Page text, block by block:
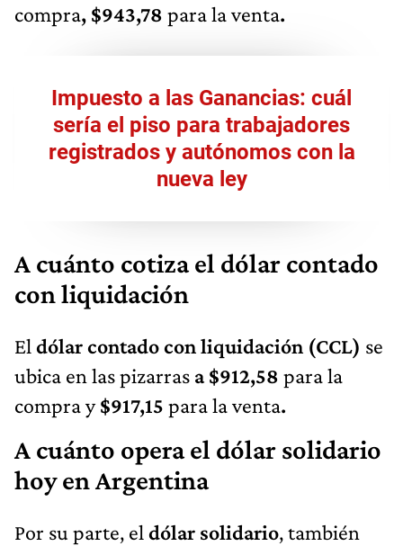
compra, $943,78 para la venta.
Impuesto a las Ganancias: cuál
sería el piso para trabajadores
registrados y autónomos con la
nueva ley
A cuánto cotiza el dólar contado
con liquidación
El dólar contado con liquidación (CCL) se
ubica en las pizarras a $912,58 para la
compra y$917,15 para la venta.
A cuánto opera el dólar solidario
hoy en Argentina
Por su parte, el dólar solidario, también